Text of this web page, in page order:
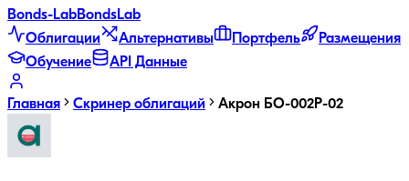
Bonds-LabBondsLab
Облигации
Альтернативы Портфель
Размещения
Обучение
API Данные
Главная Скринер облигаций Акрон БО-002P-02